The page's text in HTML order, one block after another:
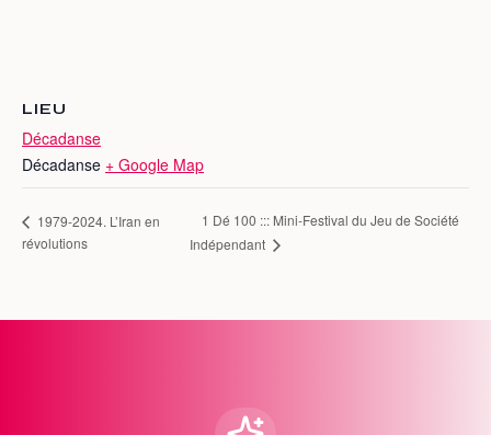
LIEU
Décadanse
Décadanse + Google Map
1979-2024. L’Iran en
révolutions
1 Dé 100 ::: Mini-Festival du Jeu de Société
Indépendant